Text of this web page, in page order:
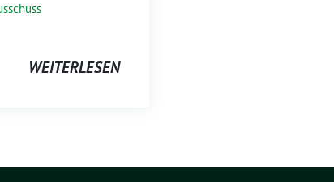
WEITERLESEN